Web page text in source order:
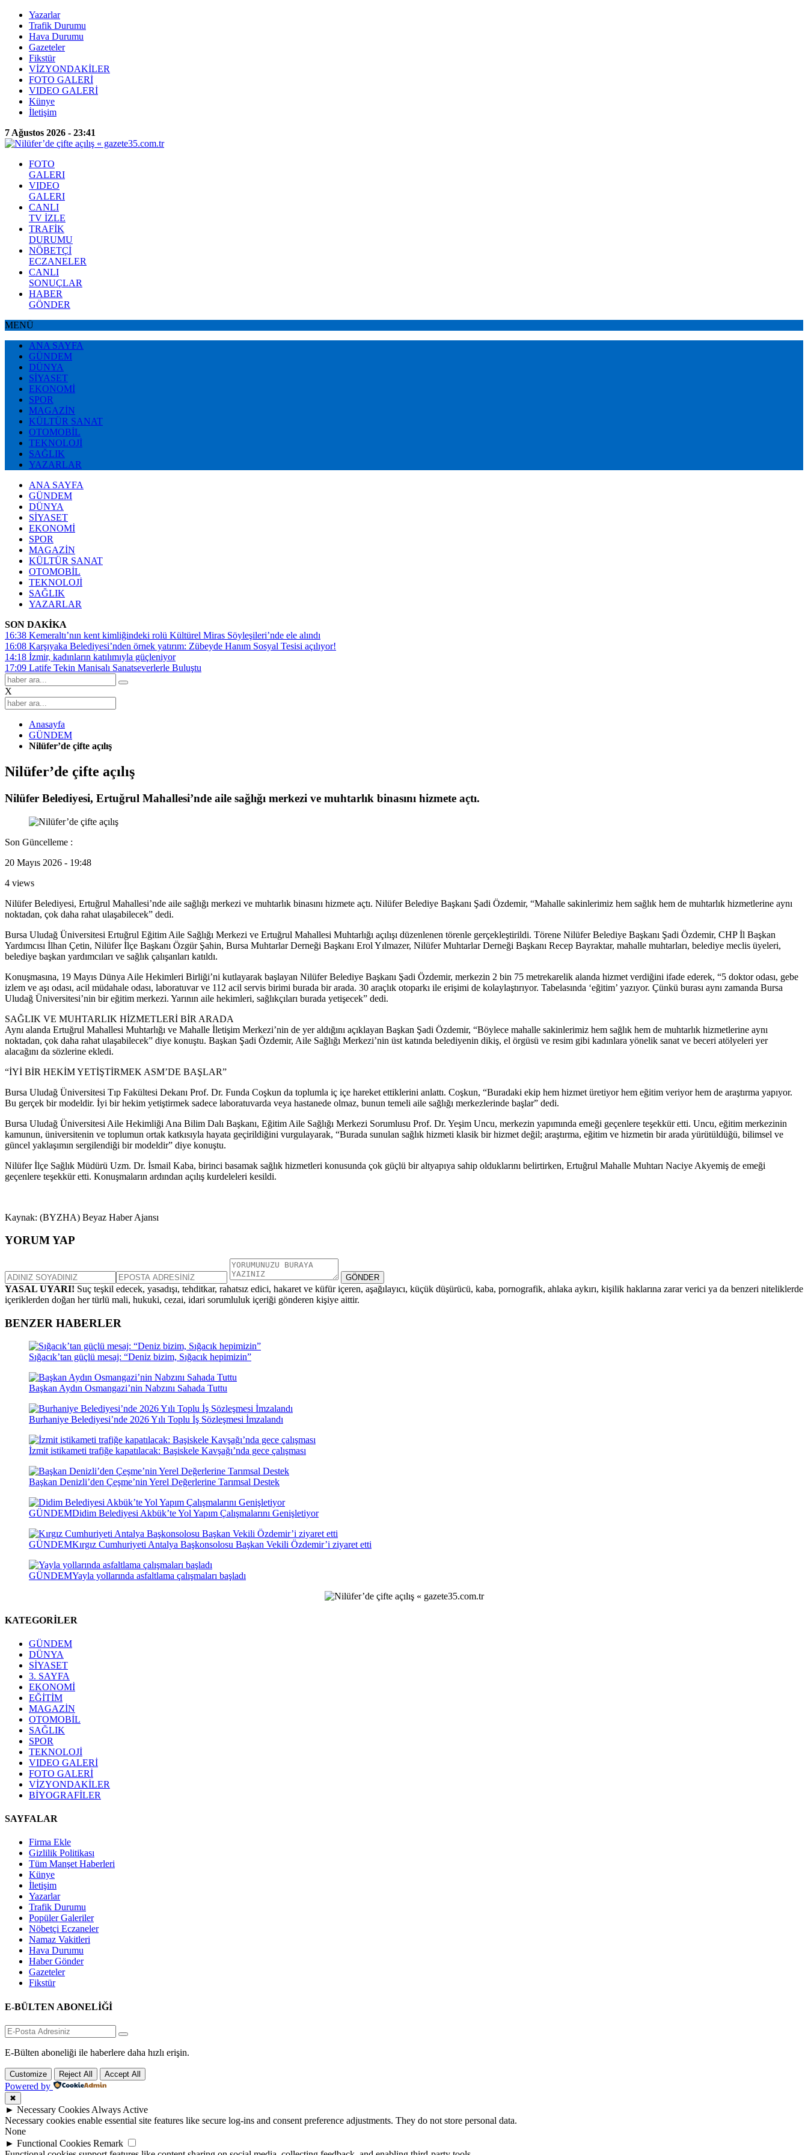
Yazarlar
Trafik Durumu
Hava Durumu
Gazeteler
Fikstür
VİZYONDAKİLER
FOTO GALERİ
VIDEO GALERİ
Künye
İletişim
7 Ağustos 2026 - 23:41
FOTO
GALERI
VIDEO
GALERI
CANLI
TV İZLE
TRAFİK
DURUMU
NÖBETÇİ
ECZANELER
CANLI
SONUÇLAR
HABER
GÖNDER
MENÜ
ANA SAYFA
GÜNDEM
DÜNYA
SİYASET
EKONOMİ
SPOR
MAGAZİN
KÜLTÜR SANAT
OTOMOBİL
TEKNOLOJİ
SAĞLIK
YAZARLAR
ANA SAYFA
GÜNDEM
DÜNYA
SİYASET
EKONOMİ
SPOR
MAGAZİN
KÜLTÜR SANAT
OTOMOBİL
TEKNOLOJİ
SAĞLIK
YAZARLAR
SON DAKİKA
16:38 Kemeraltı’nın kent kimliğindeki rolü Kültürel Miras Söyleşileri’nde ele alındı
16:08 Karşıyaka Belediyesi’nden örnek yatırım: Zübeyde Hanım Sosyal Tesisi açılıyor!
14:18 İzmir, kadınların katılımıyla güçleniyor
17:09 Latife Tekin Manisalı Sanatseverlerle Buluştu
X
Anasayfa
GÜNDEM
Nilüfer’de çifte açılış
Nilüfer’de çifte açılış
Nilüfer Belediyesi, Ertuğrul Mahallesi’nde aile sağlığı merkezi ve muhtarlık binasını hizmete açtı.
Son Güncelleme :
20 Mayıs 2026 - 19:48
4 views
Nilüfer Belediyesi, Ertuğrul Mahallesi’nde aile sağlığı merkezi ve muhtarlık binasını hizmete açtı. Nilüfer Belediye Başkanı Şadi Özdemir, “Mahalle sakinlerimiz hem sağlık hem de muhtarlık hizmetlerine aynı
noktadan, çok daha rahat ulaşabilecek” dedi.
Bursa Uludağ Üniversitesi Ertuğrul Eğitim Aile Sağlığı Merkezi ve Ertuğrul Mahallesi Muhtarlığı açılışı düzenlenen törenle gerçekleştirildi. Törene Nilüfer Belediye Başkanı Şadi Özdemir, CHP İl Başkan
Yardımcısı İlhan Çetin, Nilüfer İlçe Başkanı Özgür Şahin, Bursa Muhtarlar Derneği Başkanı Erol Yılmazer, Nilüfer Muhtarlar Derneği Başkanı Recep Bayraktar, mahalle muhtarları, belediye meclis üyeleri,
belediye başkan yardımcıları ve sağlık çalışanları katıldı.
Konuşmasına, 19 Mayıs Dünya Aile Hekimleri Birliği’ni kutlayarak başlayan Nilüfer Belediye Başkanı Şadi Özdemir, merkezin 2 bin 75 metrekarelik alanda hizmet verdiğini ifade ederek, “5 doktor odası, gebe
izlem ve aşı odası, acil müdahale odası, laboratuvar ve 112 acil servis birimi burada bir arada. 30 araçlık otoparkı ile erişimi de kolaylaştırıyor. Tabelasında ‘eğitim’ yazıyor. Çünkü burası aynı zamanda Bursa
Uludağ Üniversitesi’nin bir eğitim merkezi. Yarının aile hekimleri, sağlıkçıları burada yetişecek” dedi.
SAĞLIK VE MUHTARLIK HİZMETLERİ BİR ARADA
Aynı alanda Ertuğrul Mahallesi Muhtarlığı ve Mahalle İletişim Merkezi’nin de yer aldığını açıklayan Başkan Şadi Özdemir, “Böylece mahalle sakinlerimiz hem sağlık hem de muhtarlık hizmetlerine aynı
noktadan, çok daha rahat ulaşabilecek” diye konuştu. Başkan Şadi Özdemir, Aile Sağlığı Merkezi’nin üst katında belediyenin dikiş, el örgüsü ve resim gibi kadınlara yönelik sanat ve beceri atölyeleri yer
alacağını da sözlerine ekledi.
“İYİ BİR HEKİM YETİŞTİRMEK ASM’DE BAŞLAR”
Bursa Uludağ Üniversitesi Tıp Fakültesi Dekanı Prof. Dr. Funda Coşkun da toplumla iç içe hareket ettiklerini anlattı. Coşkun, “Buradaki ekip hem hizmet üretiyor hem eğitim veriyor hem de araştırma yapıyor.
Bu gerçek bir modeldir. İyi bir hekim yetiştirmek sadece laboratuvarda veya hastanede olmaz, bunun temeli aile sağlığı merkezlerinde başlar” dedi.
Bursa Uludağ Üniversitesi Aile Hekimliği Ana Bilim Dalı Başkanı, Eğitim Aile Sağlığı Merkezi Sorumlusu Prof. Dr. Yeşim Uncu, merkezin yapımında emeği geçenlere teşekkür etti. Uncu, eğitim merkezinin
kamunun, üniversitenin ve toplumun ortak katkısıyla hayata geçirildiğini vurgulayarak, “Burada sunulan sağlık hizmeti klasik bir hizmet değil; araştırma, eğitim ve hizmetin bir arada yürütüldüğü, bilimsel ve
güncel yaklaşımın sergilendiği bir modeldir” diye konuştu.
Nilüfer İlçe Sağlık Müdürü Uzm. Dr. İsmail Kaba, birinci basamak sağlık hizmetleri konusunda çok güçlü bir altyapıya sahip olduklarını belirtirken, Ertuğrul Mahalle Muhtarı Naciye Akyemiş de emeği
geçenlere teşekkür etti. Konuşmaların ardından açılış kurdeleleri kesildi.
Kaynak: (BYZHA) Beyaz Haber Ajansı
YORUM YAP
GÖNDER
YASAL UYARI! Suç teşkil edecek, yasadışı, tehditkar, rahatsız edici, hakaret ve küfür içeren, aşağılayıcı, küçük düşürücü, kaba, pornografik, ahlaka aykırı, kişilik haklarına zarar verici ya da benzeri niteliklerde
içeriklerden doğan her türlü mali, hukuki, cezai, idari sorumluluk içeriği gönderen kişiye aittir.
BENZER HABERLER
Sığacık’tan güçlü mesaj: “Deniz bizim, Sığacık hepimizin”
Başkan Aydın Osmangazi’nin Nabzını Sahada Tuttu
Burhaniye Belediyesi’nde 2026 Yılı Toplu İş Sözleşmesi İmzalandı
İzmit istikameti trafiğe kapatılacak: Başiskele Kavşağı’nda gece çalışması
Başkan Denizli’den Çeşme’nin Yerel Değerlerine Tarımsal Destek
GÜNDEMDidim Belediyesi Akbük’te Yol Yapım Çalışmalarını Genişletiyor
GÜNDEMKırgız Cumhuriyeti Antalya Başkonsolosu Başkan Vekili Özdemir’i ziyaret etti
GÜNDEMYayla yollarında asfaltlama çalışmaları başladı
KATEGORİLER
GÜNDEM
DÜNYA
SİYASET
3. SAYFA
EKONOMİ
EĞİTİM
MAGAZİN
OTOMOBİL
SAĞLIK
SPOR
TEKNOLOJİ
VIDEO GALERİ
FOTO GALERİ
VİZYONDAKİLER
BİYOGRAFİLER
SAYFALAR
Firma Ekle
Gizlilik Politikası
Tüm Manşet Haberleri
Künye
İletişim
Yazarlar
Trafik Durumu
Popüler Galeriler
Nöbetçi Eczaneler
Namaz Vakitleri
Hava Durumu
Haber Gönder
Gazeteler
Fikstür
E-BÜLTEN ABONELİĞİ
E-Bülten aboneliği ile haberlere daha hızlı erişin.
Customize Reject All Accept All
Powered by
✖
► Necessary Cookies Always Active
Necessary cookies enable essential site features like secure log-ins and consent preference adjustments. They do not store personal data.
None
► Functional Cookies Remark